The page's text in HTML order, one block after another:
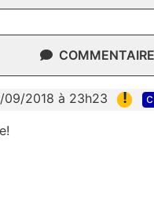
09/2018 à 23h23 !